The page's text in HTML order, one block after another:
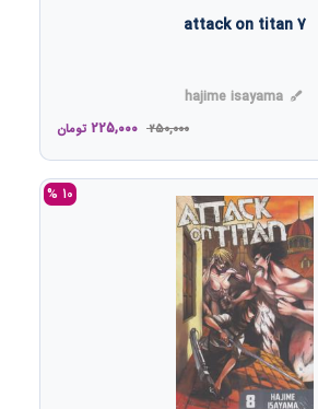
attack on titan 7
hajime isayama
250,000
225,000 تومان
10 %